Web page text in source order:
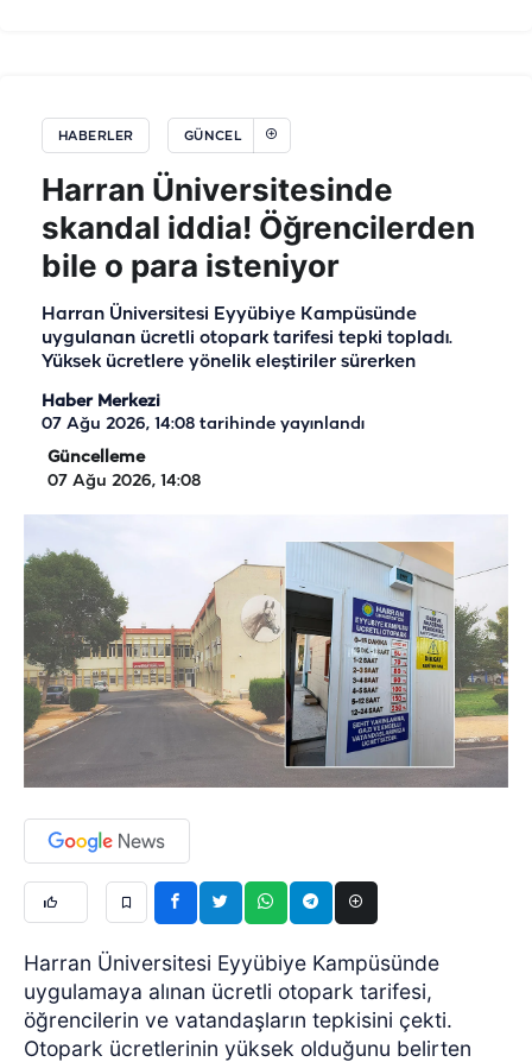
HABERLER GÜNCEL
Harran Üniversitesinde
skandal iddia! Öğrencilerden
bile o para isteniyor
Harran Üniversitesi Eyyübiye Kampüsünde
uygulanan ücretli otopark tarifesi tepki topladı.
Yüksek ücretlere yönelik eleştiriler sürerken
Haber Merkezi
07 Ağu 2026, 14:08 tarihinde yayınlandı
Güncelleme
07 Ağu 2026, 14:08
Harran Üniversitesi Eyyübiye Kampüsünde
uygulamaya alınan ücretli otopark tarifesi,
öğrencilerin ve vatandaşların tepkisini çekti.
Otopark ücretlerinin yüksek olduğunu belirten